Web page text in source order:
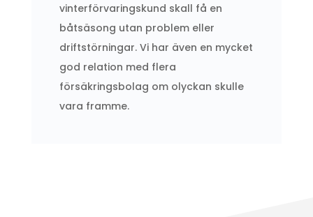
vinterförvaringskund skall få en
båtsäsong utan problem eller
driftstörningar. Vi har även en mycket
god relation med flera
försäkringsbolag om olyckan skulle
vara framme.